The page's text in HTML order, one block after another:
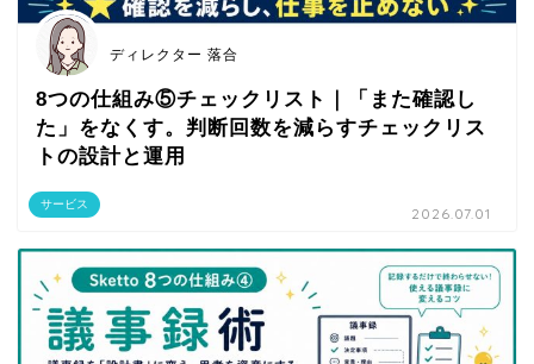
サービス
ディレクター 落合
8つの仕組み⑤チェックリスト｜「また確認し
た」をなくす。判断回数を減らすチェックリス
トの設計と運用
2026.07.01